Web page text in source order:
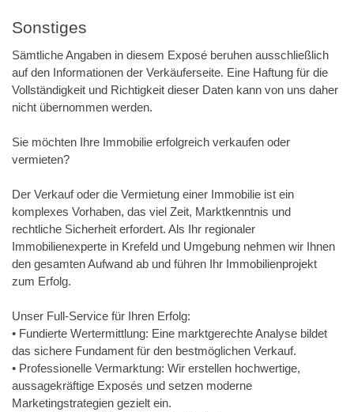
Sonstiges
Sämtliche Angaben in diesem Exposé beruhen ausschließlich
auf den Informationen der Verkäuferseite. Eine Haftung für die
Vollständigkeit und Richtigkeit dieser Daten kann von uns daher
nicht übernommen werden.
Sie möchten Ihre Immobilie erfolgreich verkaufen oder
vermieten?
Der Verkauf oder die Vermietung einer Immobilie ist ein
komplexes Vorhaben, das viel Zeit, Marktkenntnis und
rechtliche Sicherheit erfordert. Als Ihr regionaler
Immobilienexperte in Krefeld und Umgebung nehmen wir Ihnen
den gesamten Aufwand ab und führen Ihr Immobilienprojekt
zum Erfolg.
Unser Full-Service für Ihren Erfolg:
• Fundierte Wertermittlung: Eine marktgerechte Analyse bildet
das sichere Fundament für den bestmöglichen Verkauf.
• Professionelle Vermarktung: Wir erstellen hochwertige,
aussagekräftige Exposés und setzen moderne
Marketingstrategien gezielt ein.